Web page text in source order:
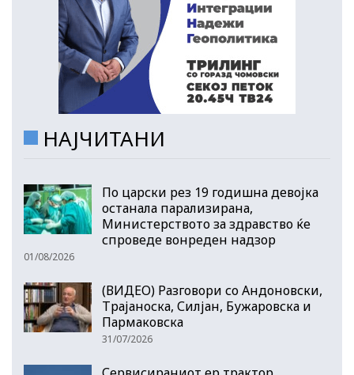
НАЈЧИТАНИ
По царски рез 19 годишна девојка
останала парализирана,
Министерството за здравство ќе
спроведе вонреден надзор
01/08/2026
(ВИДЕО) Разговори со Андоновски,
Трајаноска, Силјан, Бужаровска и
Пармаковска
31/07/2026